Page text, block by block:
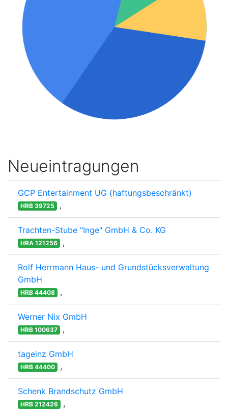
Neueintragungen
GCP Entertainment UG (haftungsbeschränkt)
HRB 39725 ,
Trachten-Stube "Inge" GmbH & Co. KG
HRA 121256 ,
Rolf Herrmann Haus- und Grundstücksverwaltung
GmbH
HRB 44408 ,
Werner Nix GmbH
HRB 100637 ,
tageinz GmbH
HRB 44400 ,
Schenk Brandschutz GmbH
HRB 212426 ,